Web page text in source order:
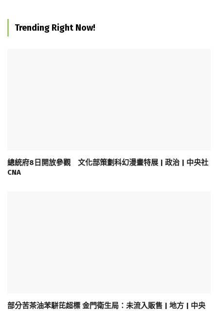
Trending Right Now!
總統府8日開放參觀 文化部策劃科幻漫畫特展 | 政治 | 中央社
CNA
部分苦茶油苯駢芘超標 金門衛生局：未流入販售 | 地方 | 中央